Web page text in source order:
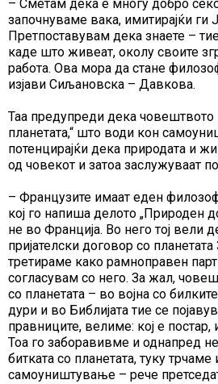
– Сметам дека е многу добро
започнуваме вака, имитирајќи ги
Претпоставувам дека знаете –
каде што живеат, околу своите
работа. Ова мора да стане
изјави Сиљановска – Давкова.
Таа предупреди дека човештвото
планетата,“ што води кон
потенцирајќи дека природата и
од човекот и затоа заслужуваат
– Французите имаат еден
кој го напиша делото „Природен
не во Франција. Во него тој вели
пријателски договор со планетата
третираме како рамноправен
согласувам со него. За жал,
со планетата – во војна со
дури и во Библијата тие се
правниците, велиме: кој е
Тоа го заборавивме и однапред
битката со планетата, туку трчаме
самоуништување – рече